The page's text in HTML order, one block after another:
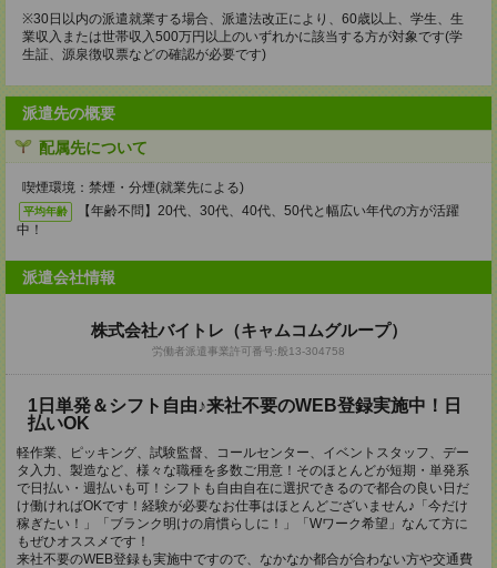
※30日以内の派遣就業する場合、派遣法改正により、60歳以上、学生、生
業収入または世帯収入500万円以上のいずれかに該当する方が対象です(学
生証、源泉徴収票などの確認が必要です)
派遣先の概要
配属先について
喫煙環境：禁煙・分煙(就業先による)
平均年齢
【年齢不問】20代、30代、40代、50代と幅広い年代の方が活躍
中！
派遣会社情報
株式会社バイトレ（キャムコムグループ）
労働者派遣事業許可番号:般13-304758
1日単発＆シフト自由♪来社不要のWEB登録実施中！日
払いOK
軽作業、ピッキング、試験監督、コールセンター、イベントスタッフ、デー
タ入力、製造など、様々な職種を多数ご用意！そのほとんどが短期・単発系
で日払い・週払いも可！シフトも自由自在に選択できるので都合の良い日だ
け働ければOKです！経験が必要なお仕事はほとんどございません♪「今だけ
稼ぎたい！」「ブランク明けの肩慣らしに！」「Wワーク希望」なんて方に
もぜひオススメです！
来社不要のWEB登録も実施中ですので、なかなか都合が合わない方や交通費